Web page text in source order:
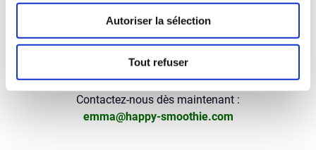
Autoriser la sélection
Tout refuser
soi, et notre objectif est de rendre cette décision la
Besoin d'aide ?
Contactez-nous dès maintenant :
emma@happy-smoothie.com